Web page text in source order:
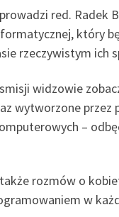
red. Radek
który
rzeczywistym ich
widzowie
wytworzone przez
–
rozmów o
w